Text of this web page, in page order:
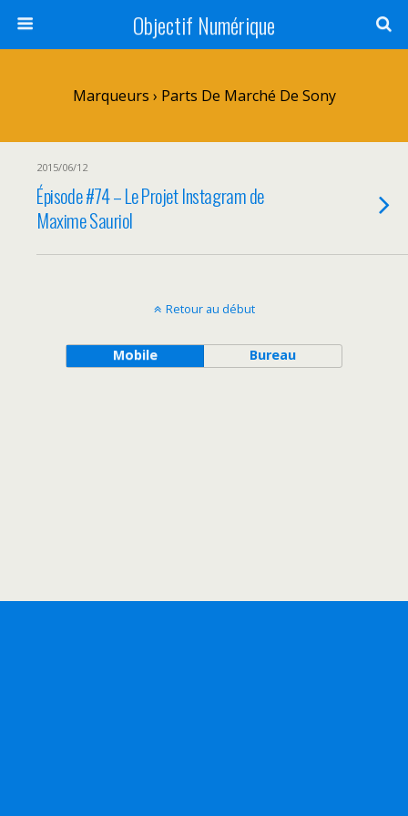
Objectif Numérique
Marqueurs › Parts De Marché De Sony
2015/06/12
Épisode #74 – Le Projet Instagram de
Maxime Sauriol
Retour au début
Mobile Bureau